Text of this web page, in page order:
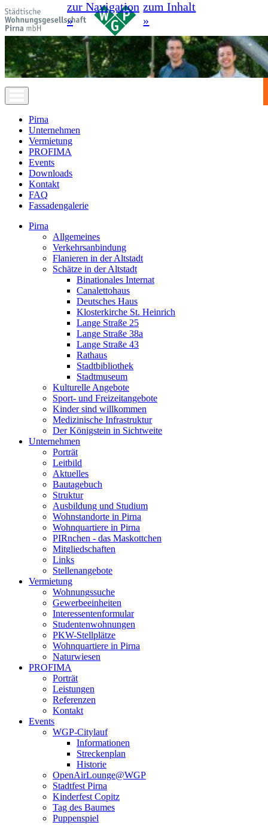
zur Navigation
»
zum Inhalt
»
Pirna
Unternehmen
Vermietung
PROFIMA
Events
Downloads
Kontakt
FAQ
Fassadengalerie
Pirna
Allgemeines
Verkehrsanbindung
Flanieren in der Altstadt
Schätze in der Altstadt
Binationales Internat
Canalettohaus
Deutsches Haus
Klosterkirche St. Heinrich
Lange Straße 25
Lange Straße 38a
Lange Straße 43
Rathaus
Stadtbibliothek
Stadtmuseum
Kulturelle Angebote
Sport- und Freizeitangebote
Kinder sind willkommen
Medizinische Infrastruktur
Der Königstein in Sichtweite
Unternehmen
Porträt
Leitbild
Aktuelles
Bautagebuch
Struktur
Ausbildung und Studium
Wohnstandorte in Pirna
Wohnquartiere in Pirna
PIRnchen - das Maskottchen
Mitgliedschaften
Links
Stellenangebote
Vermietung
Wohnungssuche
Gewerbeeinheiten
Interessentenformular
Studentenwohnungen
PKW-Stellplätze
Wohnquartiere in Pirna
Naturwiesen
PROFIMA
Porträt
Leistungen
Referenzen
Kontakt
Events
WGP-Citylauf
Informationen
Streckenplan
Historie
OpenAirLounge@WGP
Stadtfest Pirna
Kinderfest Copitz
Tag des Baumes
Puppenspiel